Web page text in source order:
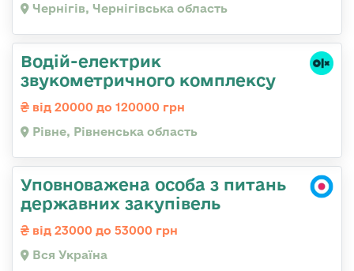
Чернігів, Чернігівська область
Водій-електрик
звукометричного комплексу
від 20000 до 120000 грн
Рівне, Рівненська область
Уповноважена особа з питань
державних закупівель
від 23000 до 53000 грн
Вся Україна